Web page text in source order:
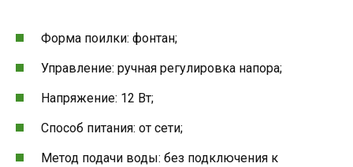
Форма поилки: фонтан;
Управление: ручная регулировка напора;
Напряжение: 12 Вт;
Способ питания: от сети;
Метод подачи воды: без подключения к